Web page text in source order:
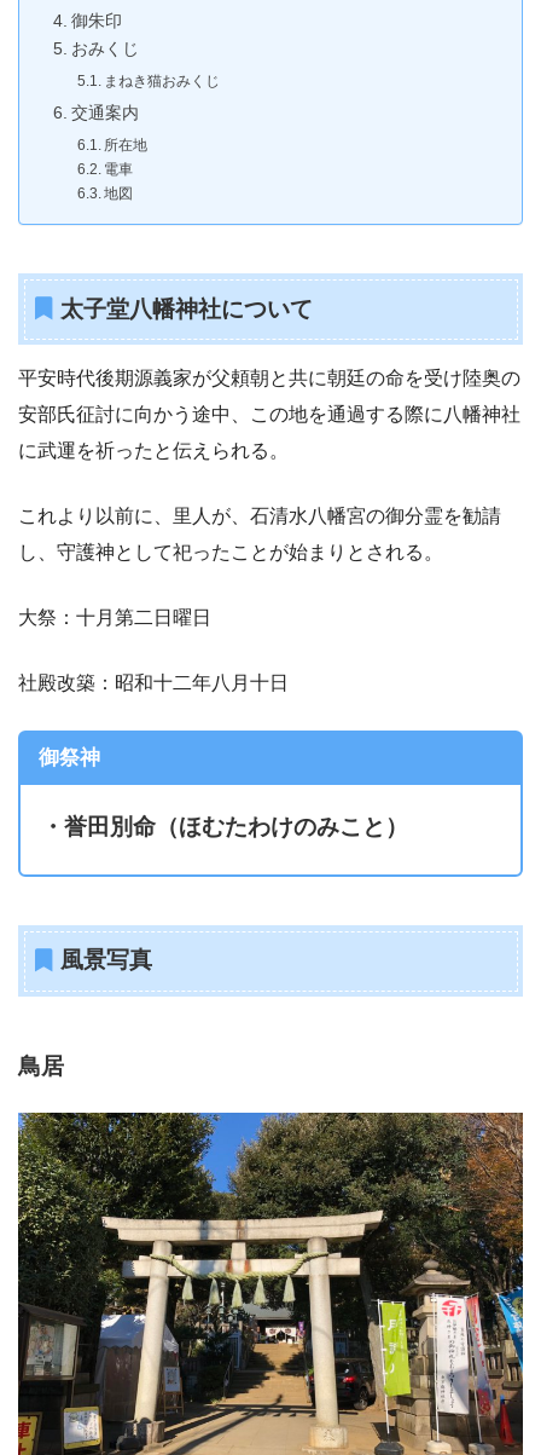
御朱印
おみくじ
まねき猫おみくじ
交通案内
所在地
電車
地図
太子堂八幡神社について
平安時代後期源義家が父頼朝と共に朝廷の命を受け陸奥の
安部氏征討に向かう途中、この地を通過する際に八幡神社
に武運を祈ったと伝えられる。
これより以前に、里人が、石清水八幡宮の御分霊を勧請
し、守護神として祀ったことが始まりとされる。
大祭：十月第二日曜日
社殿改築：昭和十二年八月十日
御祭神
・誉田別命（ほむたわけのみこと）
風景写真
鳥居